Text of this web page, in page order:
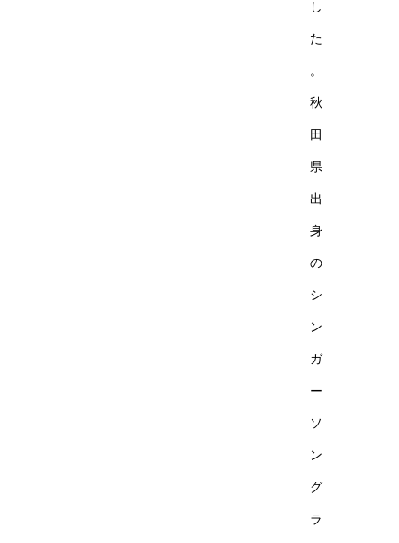
し
た
。
秋
田
県
出
身
の
シ
ン
ガ
ー
ソ
ン
グ
ラ